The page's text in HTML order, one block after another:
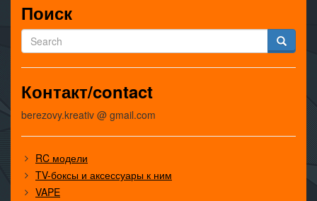
Поиск
Контакт/contact
berezovy.kreativ @ gmail.com
RC модели
TV-боксы и аксессуары к ним
VAPE